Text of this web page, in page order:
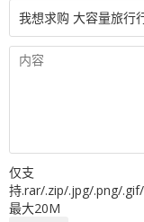
仅支
持.rar/.zip/.jpg/.png/.gif/
最大20M